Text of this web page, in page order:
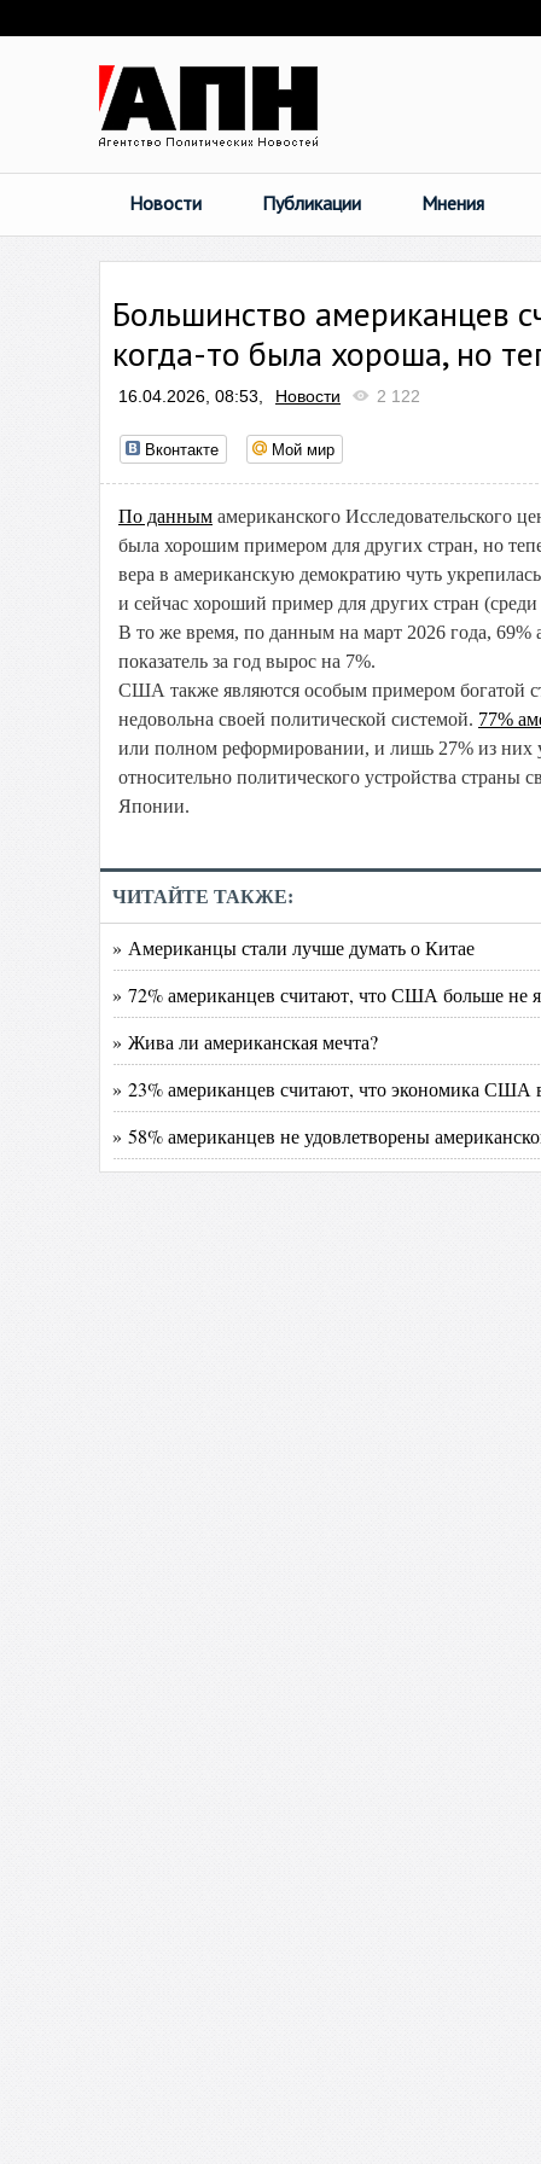
Новости Публикации Мнения
Большинство американцев
когда-то была хороша, но
16.04.2026, 08:53, Новости 2 122
Вконтакте Мой мир
По данным американского Исследовательского
была хорошим примером для других стран, но
вера в американскую демократию чуть
и сейчас хороший пример для других стран
В то же время, по данным на март 2026 года,
показатель за год вырос на 7%.
США также являются особым примером богатой
недовольна своей политической системой. 77%
или полном реформировании, и лишь 27% из них
относительно политического устройства
Японии.
ЧИТАЙТЕ ТАКЖЕ:
» Американцы стали лучше думать о Китае
» 72% американцев считают, что США больше не
» Жива ли американская мечта?
» 23% американцев считают, что экономика США
» 58% американцев не удовлетворены